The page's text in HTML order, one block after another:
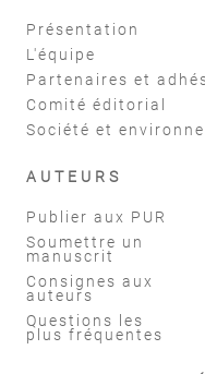
Présentation
L'équipe
Partenaires et
Comité éditorial
Société et
AUTEURS
Publier aux PUR
Soumettre un
manuscrit
Consignes aux
auteurs
Questions les
plus fréquentes